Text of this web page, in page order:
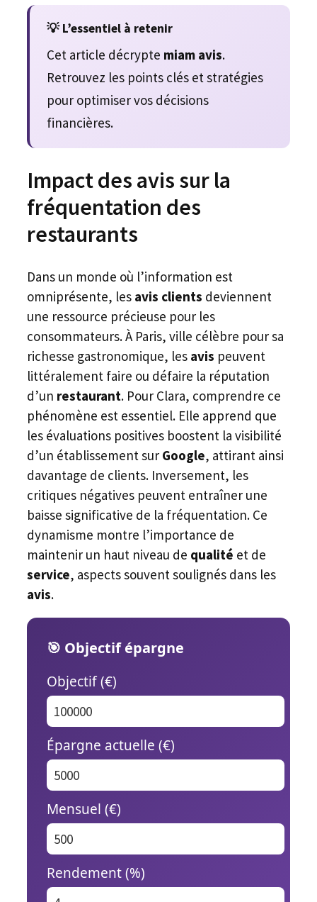
💡 L’essentiel à retenir
Cet article décrypte miam avis.
Retrouvez les points clés et stratégies
pour optimiser vos décisions
financières.
Impact des avis sur la
fréquentation des
restaurants
Dans un monde où l’information est
omniprésente, les avis clients deviennent
une ressource précieuse pour les
consommateurs. À Paris, ville célèbre pour sa
richesse gastronomique, les avis peuvent
littéralement faire ou défaire la réputation
d’un restaurant. Pour Clara, comprendre ce
phénomène est essentiel. Elle apprend que
les évaluations positives boostent la visibilité
d’un établissement sur Google, attirant ainsi
davantage de clients. Inversement, les
critiques négatives peuvent entraîner une
baisse significative de la fréquentation. Ce
dynamisme montre l’importance de
maintenir un haut niveau de qualité et de
service, aspects souvent soulignés dans les
avis.
🎯 Objectif épargne
Objectif (€)
Épargne actuelle (€)
Mensuel (€)
Rendement (%)